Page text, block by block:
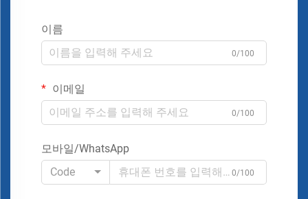
이름
0/100
이메일
0/100
모바일/WhatsApp
Code
0/100